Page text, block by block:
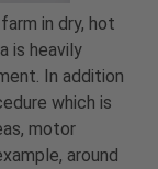
in dry, hot
is heavily
In addition
which is
motor
around